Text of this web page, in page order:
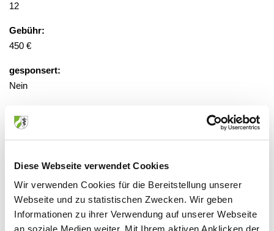
Diese Webseite verwendet Cookies
Wir verwenden Cookies für die Bereitstellung unserer
Webseite und zu statistischen Zwecken. Wir geben
Informationen zu ihrer Verwendung auf unserer Webseite
an soziale Medien weiter. Mit Ihrem aktiven Anklicken der
12
Gebühr:
450 €
gesponsert:
Nein
gestaffelte Gebühren, Anmeldung
Veranstaltungsort:
sim.ME Simulationszentrum
Jubiläumsplatz 19, 40822 Mettmann